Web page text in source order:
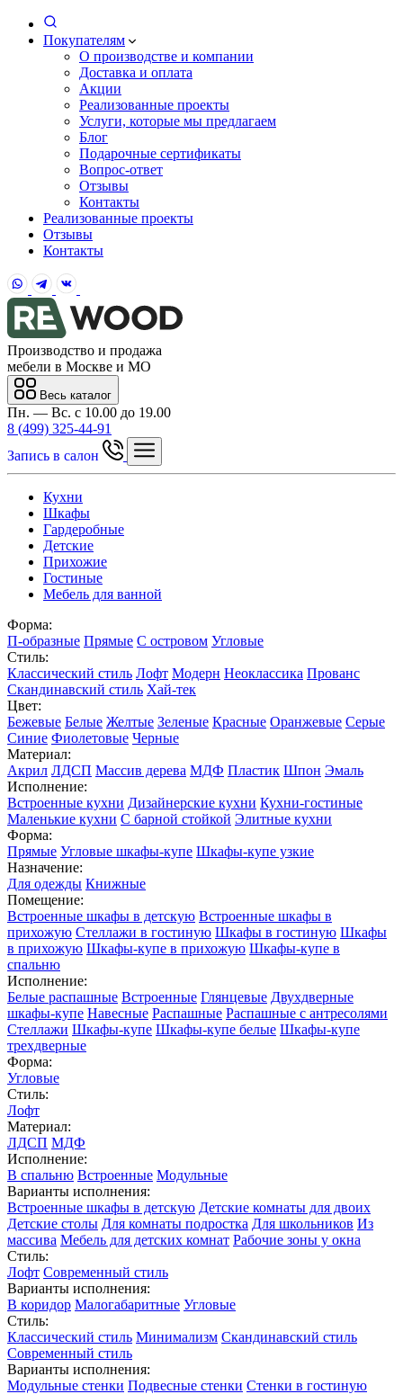
Покупателям
О производстве и компании
Доставка и оплата
Акции
Реализованные проекты
Услуги, которые мы предлагаем
Блог
Подарочные сертификаты
Вопрос-ответ
Отзывы
Контакты
Реализованные проекты
Отзывы
Контакты
Производство и продажа
мебели в Москве и МО
Весь каталог
Пн. — Вс. с 10.00 до 19.00
8 (499) 325-44-91
Запись в салон
Кухни
Шкафы
Гардеробные
Детские
Прихожие
Гостиные
Мебель для ванной
Форма:
П-образные Прямые С островом Угловые
Стиль:
Классический стиль Лофт Модерн Неоклассика Прованс
Скандинавский стиль Хай-тек
Цвет:
Бежевые Белые Желтые Зеленые Красные Оранжевые Серые
Синие Фиолетовые Черные
Материал:
Акрил ЛДСП Массив дерева МДФ Пластик Шпон Эмаль
Исполнение:
Встроенные кухни Дизайнерские кухни Кухни-гостиные
Маленькие кухни С барной стойкой Элитные кухни
Форма:
Прямые Угловые шкафы-купе Шкафы-купе узкие
Назначение:
Для одежды Книжные
Помещение:
Встроенные шкафы в детскую Встроенные шкафы в
прихожую Стеллажи в гостиную Шкафы в гостиную Шкафы
в прихожую Шкафы-купе в прихожую Шкафы-купе в
спальню
Исполнение:
Белые распашные Встроенные Глянцевые Двухдверные
шкафы-купе Навесные Распашные Распашные с антресолями
Стеллажи Шкафы-купе Шкафы-купе белые Шкафы-купе
трехдверные
Форма:
Угловые
Стиль:
Лофт
Материал:
ЛДСП МДФ
Исполнение:
В спальню Встроенные Модульные
Варианты исполнения:
Встроенные шкафы в детскую Детские комнаты для двоих
Детские столы Для комнаты подростка Для школьников Из
массива Мебель для детских комнат Рабочие зоны у окна
Стиль:
Лофт Современный стиль
Варианты исполнения:
В коридор Малогабаритные Угловые
Стиль:
Классический стиль Минимализм Скандинавский стиль
Современный стиль
Варианты исполнения:
Модульные стенки Подвесные стенки Стенки в гостиную